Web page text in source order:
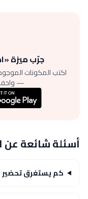
جرّب ميزة
اكتب المكونات
—
أسئلة شائعة عن
كم يستغرق تحضير